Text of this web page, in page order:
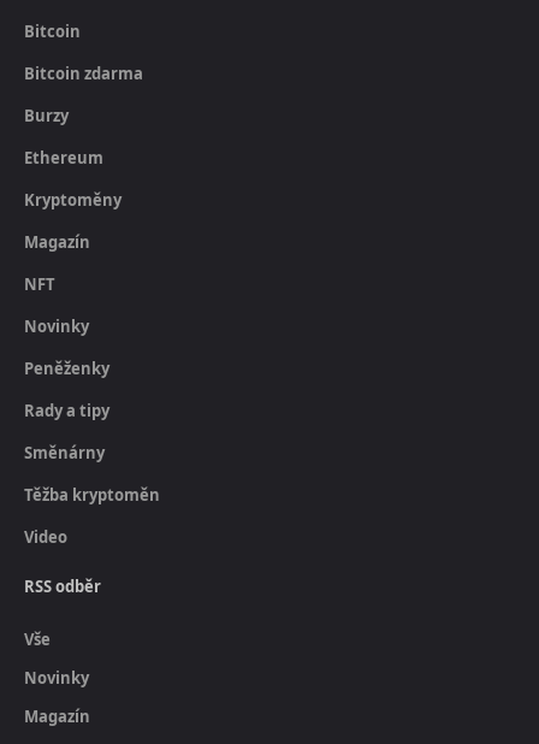
Bitcoin
Bitcoin zdarma
Burzy
Ethereum
Kryptoměny
Magazín
NFT
Novinky
Peněženky
Rady a tipy
Směnárny
Těžba kryptoměn
Video
RSS odběr
Vše
Novinky
Magazín